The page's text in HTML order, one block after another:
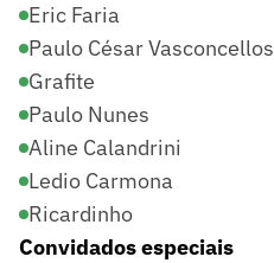
Eric Faria
Paulo César Vasconcellos
Grafite
Paulo Nunes
Aline Calandrini
Ledio Carmona
Ricardinho
Convidados especiais